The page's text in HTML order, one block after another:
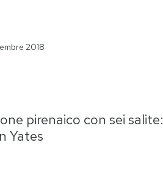
2018
pirenaico con sei salite:
Yates